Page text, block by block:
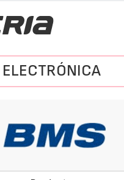
ELECTRÓNICA